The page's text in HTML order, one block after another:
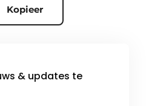
Kopieer
& updates te